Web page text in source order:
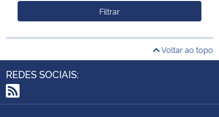
Filtrar
Voltar ao topo
REDES SOCIAIS:
RSS